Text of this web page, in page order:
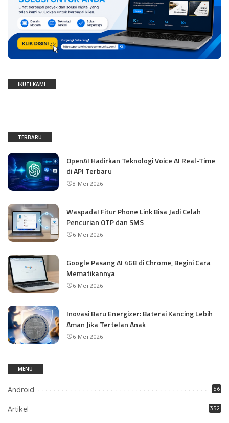
IKUTI KAMI
TERBARU
OpenAI Hadirkan Teknologi Voice AI Real-Time
di API Terbaru
8 Mei 2026
Waspada! Fitur Phone Link Bisa Jadi Celah
Pencurian OTP dan SMS
6 Mei 2026
Google Pasang AI 4GB di Chrome, Begini Cara
Mematikannya
6 Mei 2026
Inovasi Baru Energizer: Baterai Kancing Lebih
Aman Jika Tertelan Anak
6 Mei 2026
MENU
Android 56
Artikel 352